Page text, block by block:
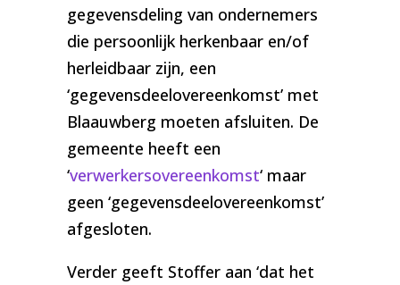
gegevensdeling van ondernemers
die persoonlijk herkenbaar en/of
herleidbaar zijn, een
‘gegevensdeelovereenkomst’ met
Blaauwberg moeten afsluiten. De
gemeente heeft een
‘verwerkersovereenkomst‘ maar
geen ‘gegevensdeelovereenkomst’
afgesloten.
Verder geeft Stoffer aan ‘dat het